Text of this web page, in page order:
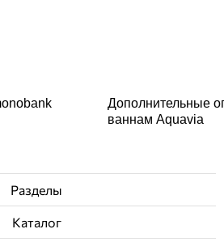
Дополнительные
ваннам Aquavia
Разделы
Каталог